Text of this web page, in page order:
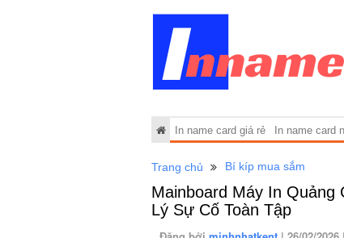
In name card giá rẻ In name card
Trang chủ Bí kíp mua sắm
Mainboard Máy In Quảng
Lý Sự Cố Toàn Tập